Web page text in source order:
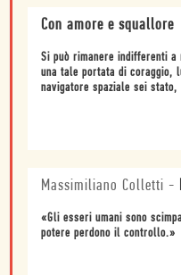
Con amore e squallore
Si può rimanere indifferenti a
una tale portata di coraggio,
navigatore spaziale sei stato,
Massimiliano Colletti -
«Gli esseri umani sono
potere perdono il controllo.»